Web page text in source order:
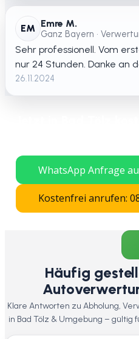
EM Emre M.
Ganz Bayern •
Sehr professionell. Vom
nur 24 Stunden. Danke an
26.11.2024
WhatsApp Anfrage
Kostenfrei anrufen:
Häufig
Klare Antworten zu Abholung,
in Bad Tölz & Umgebung – gültig